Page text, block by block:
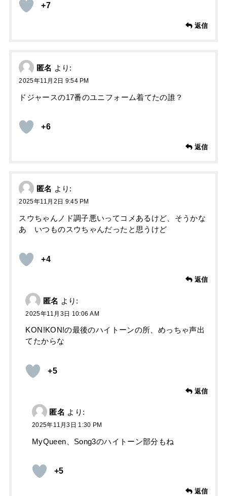
+7
返信
匿名 より:
2025年11月2日 9:54 PM
ドジャースの17番のユニフォーム着てたの誰？
+6
返信
匿名 より:
2025年11月2日 9:45 PM
スウちゃんノド調子悪いってコメあるけど、そうかな
あ いつものスウちゃんだったと思うけど
+4
返信
匿名 より:
2025年11月3日 10:06 AM
KON!KON!の最後のハイトーンの所、めっちゃ声出
てたからな
+5
返信
匿名 より:
2025年11月3日 1:30 PM
MyQueen、Song3のハイトーン部分もね
+5
返信